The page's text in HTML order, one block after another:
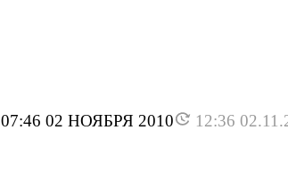
07:46 02 НОЯБРЯ 2010 12:36